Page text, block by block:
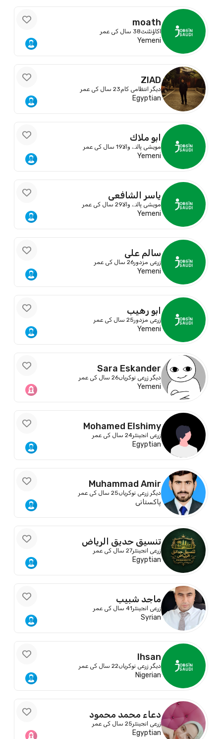
moath
اکاؤنٹنٹ38 سال کی عمر
Yemeni
ZIAD
دیگر انتظامی کام 23 سال کی عمر
Egyptian
ابو ملاك
مویشی پالنے والا19 سال کی عمر
Yemeni
ياسر الشافعي
مویشی پالنے والا29 سال کی عمر
Yemeni
سالم علي
زرعی مزدور26 سال کی عمر
Yemeni
ابو رهيب
زرعی مزدور25 سال کی عمر
Yemeni
Sara Eskander
دیگر زرعی نوکریاں26 سال کی عمر
Yemeni
Mohamed Elshimy
زرعی انجینئر24 سال کی عمر
Egyptian
Muhammad Amir
دیگر زرعی نوکریاں25 سال کی عمر
پاکستانی
تنسيق حديق الرياض
زرعی انجینئر27 سال کی عمر
Egyptian
ماجد شبيب
زرعی انجینئر41 سال کی عمر
Syrian
Ihsan
دیگر زرعی نوکریاں22 سال کی عمر
Nigerian
دعاء محمد محمود
زرعی انجینئر25 سال کی عمر
Egyptian